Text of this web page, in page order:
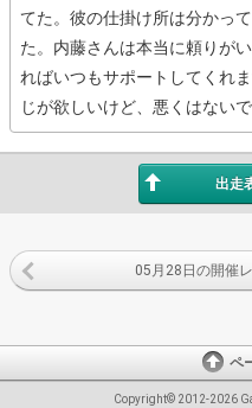
てた。彼の仕掛け所は分かっ
た。内藤さんは本当に頼りが
ればいつもサポートしてくれ
じが欲しいけど、悪くはないで
出走
05月28日の開催
ペ
Copyright© 2012-2026